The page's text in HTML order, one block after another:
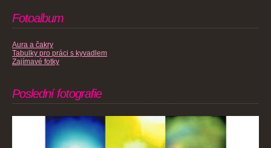
Fotoalbum
Aura a čakry
Tabulky pro práci s kyvadlem
Zajímavé fotky
Poslední fotografie